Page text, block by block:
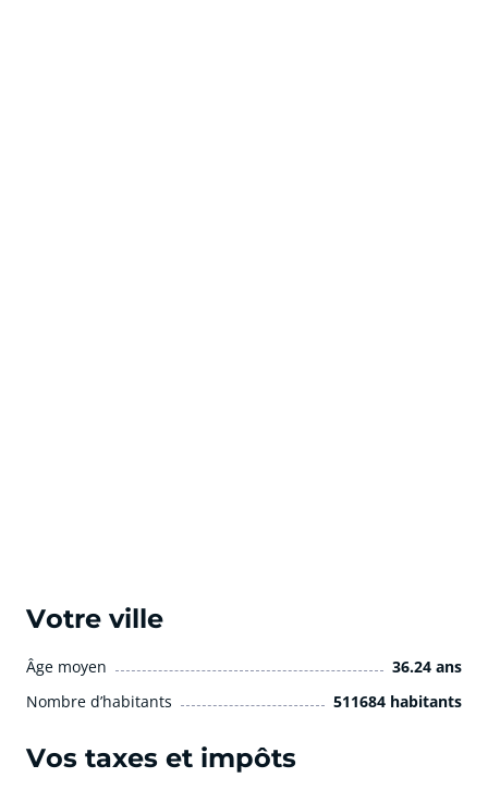
Votre ville
Âge moyen
36.24 ans
Nombre d’habitants
511684 habitants
Vos taxes et impôts